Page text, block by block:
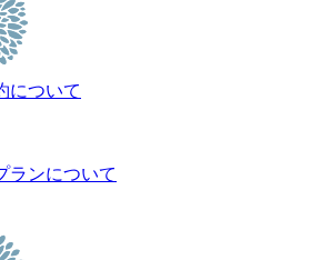
について
ランについて